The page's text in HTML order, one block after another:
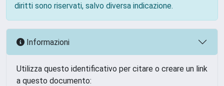
diritti sono riservati, salvo diversa indicazione.
Informazioni
Utilizza questo identificativo per citare o creare un link
a questo documento: